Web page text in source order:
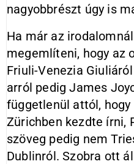
nagyobbrészt úgy is
Ha már az
megemlíteni, hogy az
Friuli-Venezia
arról pedig James
függetlenül attól,
Zürichben kezdte írni,
szöveg pedig nem
Dublinról. Szobra ott